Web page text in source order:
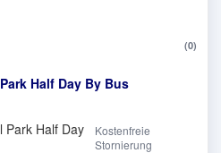
(0)
Half Day By Bus
Kostenfreie
Stornierung